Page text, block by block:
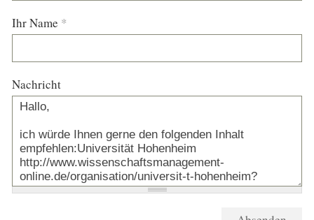
Ihr Name *
Nachricht